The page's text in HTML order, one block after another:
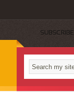
SUBSCRIBE